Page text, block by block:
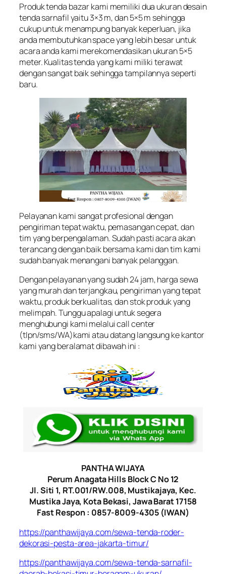
Produk tenda bazar kami memiliki dua ukuran desain
tenda sarnafil yaitu 3×3 m, dan 5×5 m sehingga
cukup untuk menampung banyak keperluan, jika
anda membutuhkan space yang lebih besar untuk
acara anda kami merekomendasikan ukuran 5×5
meter. Kualitas tenda yang kami miliki terawat
dengan sangat baik sehingga tampilannya seperti
baru.
Pelayanan kami sangat profesional dengan
pengiriman tepat waktu, pemasangan cepat, dan
tim yang berpengalaman. Sudah pasti acara akan
terancang dengan baik bersama kami dan tim kami
sudah banyak menangani banyak pelanggan.
Dengan pelayanan yang sudah 24 jam, harga sewa
yang murah dan terjangkau, pengiriman yang tepat
waktu, produk berkualitas, dan stok produk yang
melimpah. Tunggu apalagi untuk segera
menghubungi kami melalui call center
(tlpn/sms/WA)kami atau datang langsung ke kantor
kami yang beralamat dibawah ini :
PANTHA WIJAYA
Perum Anagata Hills Block C No 12
Jl. Siti 1, RT.001/RW.008, Mustikajaya, Kec.
Mustika Jaya, Kota Bekasi, Jawa Barat 17158
Fast Respon : 0857-8009-4305 (IWAN)
https://panthawijaya.com/sewa-tenda-roder-
dekorasi-pesta-area-jakarta-timur/
https://panthawijaya.com/sewa-tenda-sarnafil-